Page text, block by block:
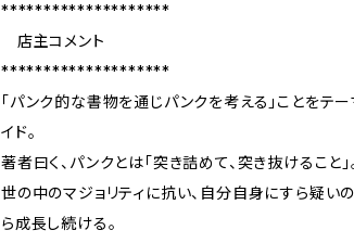
********************
店主コメント
********************
「パンク的な書物を通じパンクを考える」ことをテ
イド。
著者曰く、パンクとは「突き詰めて、突き抜けること」
世の中のマジョリティに抗い、自分自身にすら疑い
ら成長し続ける。